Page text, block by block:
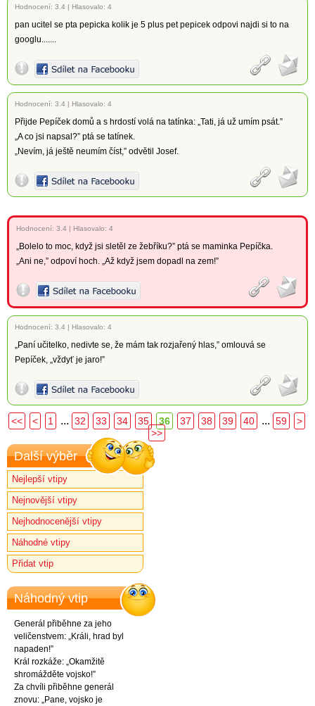
Hodnocení: 3.4 | Hlasovalo: 4
pan ucitel se pta pepicka kolik je 5 plus pet pepicek odpovi najdi si to na
googlu.......
Hodnocení: 3.4 | Hlasovalo: 4
Přijde Pepíček domů a s hrdostí volá na tatínka: „Tati, já už umím psát.”
„A co jsi napsal?” ptá se tatínek.
„Nevím, já ještě neumím číst,” odvětil Josef.
Hodnocení: 3.4 | Hlasovalo: 4
„Bolelo to moc, když jsi sletěl ze žebříku?” ptá se maminka Pepíčka.
„Ani ne,” odpoví hoch. „Až když jsem dopadl na zem!”
Hodnocení: 3.4 | Hlasovalo: 4
„Paní učitelko, nedivte se, že mám tak rozjařený hlas,” omlouvá se
Pepíček, „vždyť je jaro!”
<< < 1 ... 32 33 34 35 36 37 38 39 40 ... 59
>
>>
Další výběr
Nejlepší vtipy
Nejnovější vtipy
Nejhodnocenější vtipy
Náhodné vtipy
Přidat vtip
Náhodný vtip
Generál přiběhne za jeho
veličenstvem: „Králi, hrad byl
napaden!”
Král rozkáže: „Okamžitě
shromážděte vojsko!”
Za chvíli přiběhne generál
znovu: „Pane, vojsko je